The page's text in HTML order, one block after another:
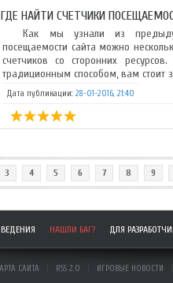
ГДЕ НАЙТИ СЧЕТЧИКИ
Как мы узнали из
посещаемости сайта можно
счетчиков со сторонних
традиционным способом, вам стоит
Дата публикации: 28-01-2016, 21:40
3 4 5 6 7 8 9
НАШЛИ БАГ? ДЛЯ
САЙТА RSS 2.0 ИГРОВЫЕ НОВОСТИ